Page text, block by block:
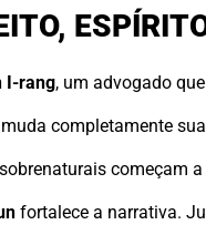
I-rang, um advogado
completamente
começam a
fortalece a narrativa.